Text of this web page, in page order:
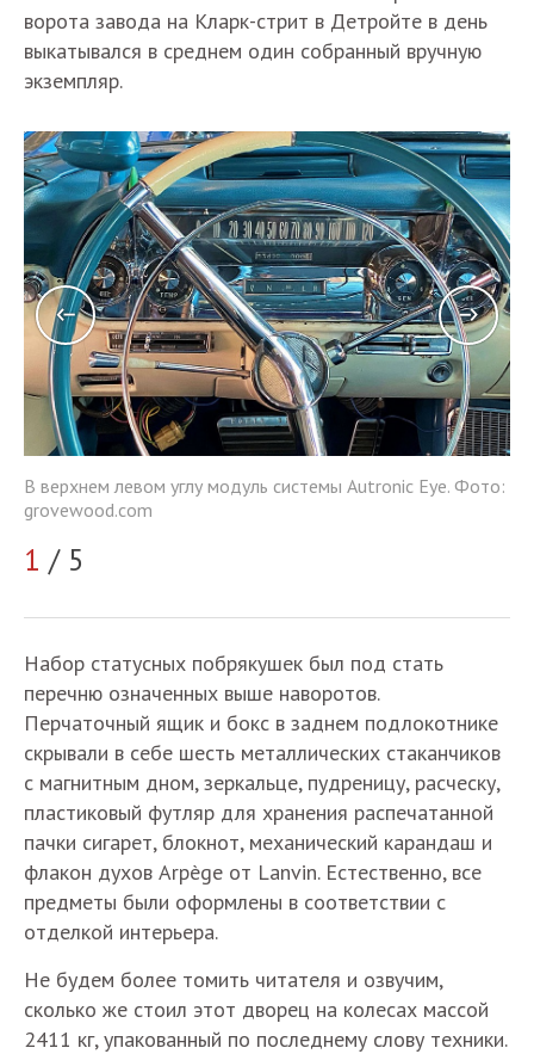
ворота завода на Кларк-стрит в Детройте в день
выкатывался в среднем один собранный вручную
экземпляр.
В верхнем левом углу модуль системы Autronic Eye. Фото:
grovewood.com
1 / 5
Набор статусных побрякушек был под стать
перечню означенных выше наворотов.
Перчаточный ящик и бокс в заднем подлокотнике
скрывали в себе шесть металлических стаканчиков
с магнитным дном, зеркальце, пудреницу, расческу,
пластиковый футляр для хранения распечатанной
пачки сигарет, блокнот, механический карандаш и
флакон духов Arpège от Lanvin. Естественно, все
предметы были оформлены в соответствии с
отделкой интерьера.
Не будем более томить читателя и озвучим,
сколько же стоил этот дворец на колесах массой
2411 кг, упакованный по последнему слову техники.